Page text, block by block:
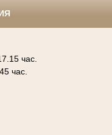
час.
час.